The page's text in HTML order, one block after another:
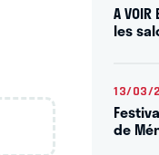
A
les
13/03/
de